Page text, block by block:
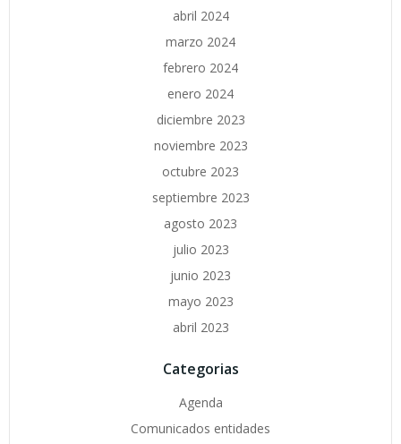
abril 2024
marzo 2024
febrero 2024
enero 2024
diciembre 2023
noviembre 2023
octubre 2023
septiembre 2023
agosto 2023
julio 2023
junio 2023
mayo 2023
abril 2023
Categorias
Agenda
Comunicados entidades